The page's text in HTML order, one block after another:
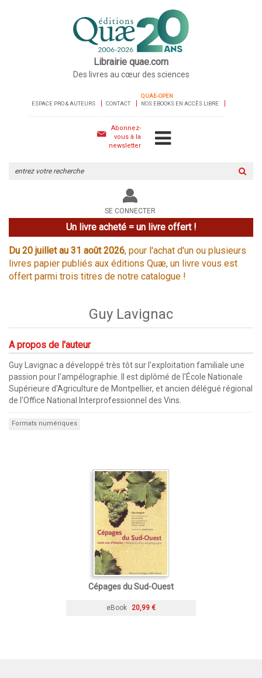
Librairie quae.com
Des livres au cœur des sciences
ESPACE PRO & AUTEURS CONTACT
QUAE-OPEN
NOS EBOOKS EN ACCÈS LIBRE
Abonnez-
vous à la
newsletter
le
site
SE CONNECTER
Un livre acheté = un livre offert !
Du 20 juillet au 31 août 2026, pour l'achat d'un ou plusieurs
livres papier publiés aux éditions Quæ, un livre vous est
offert parmi trois titres de notre catalogue !
Guy Lavignac
A propos de l'auteur
Guy Lavignac a développé très tôt sur l'exploitation familiale une
passion pour l'ampélographie. Il est diplômé de l'École Nationale
Supérieure d'Agriculture de Montpellier, et ancien délégué régional
de l'Office National Interprofessionnel des Vins.
Formats numériques
Cépages du Sud-Ouest
eBook 20,99 €